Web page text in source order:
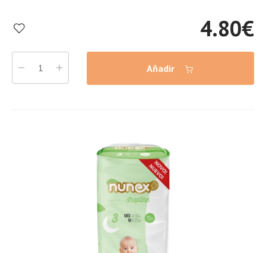
4.80€
Añadir